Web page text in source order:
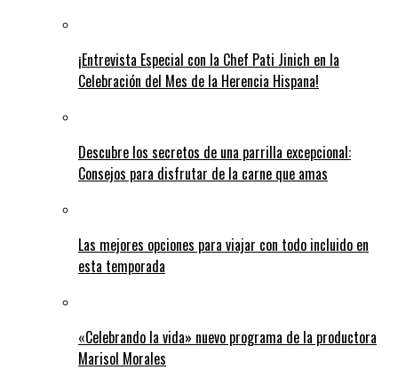
¡Entrevista Especial con la Chef Pati Jinich en la
Celebración del Mes de la Herencia Hispana!
Descubre los secretos de una parrilla excepcional:
Consejos para disfrutar de la carne que amas
Las mejores opciones para viajar con todo incluido en
esta temporada
«Celebrando la vida» nuevo programa de la productora
Marisol Morales